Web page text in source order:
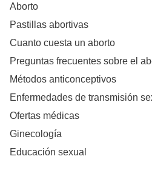
Aborto
Pastillas abortivas
Cuanto cuesta un aborto
Preguntas frecuentes sobre el
Métodos anticonceptivos
Enfermedades de transmisión
Ofertas médicas
Ginecología
Educación sexual